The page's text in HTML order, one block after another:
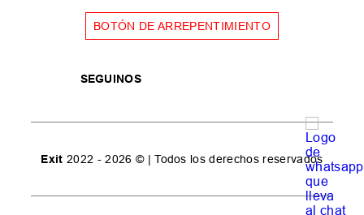
BOTÓN DE ARREPENTIMIENTO
SEGUINOS
Exit 2022 - 2026 © | Todos los derechos reservados